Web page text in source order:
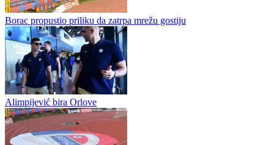
Puzigaća protiv očekivanja većine: Inat i ponos su u karakteru
čovjeka